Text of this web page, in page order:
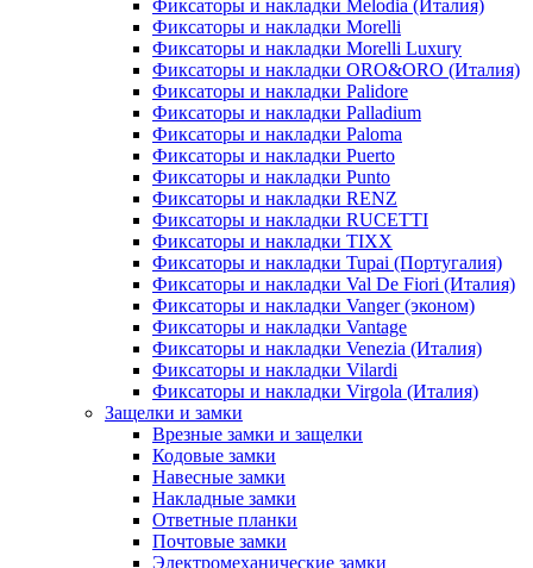
Фиксаторы и накладки Melodia (Италия)
Фиксаторы и накладки Morelli
Фиксаторы и накладки Morelli Luxury
Фиксаторы и накладки ORO&ORO (Италия)
Фиксаторы и накладки Palidore
Фиксаторы и накладки Palladium
Фиксаторы и накладки Paloma
Фиксаторы и накладки Puerto
Фиксаторы и накладки Punto
Фиксаторы и накладки RENZ
Фиксаторы и накладки RUCETTI
Фиксаторы и накладки TIXX
Фиксаторы и накладки Tupai (Португалия)
Фиксаторы и накладки Val De Fiori (Италия)
Фиксаторы и накладки Vanger (эконом)
Фиксаторы и накладки Vantage
Фиксаторы и накладки Venezia (Италия)
Фиксаторы и накладки Vilardi
Фиксаторы и накладки Virgola (Италия)
Защелки и замки
Врезные замки и защелки
Кодовые замки
Навесные замки
Накладные замки
Ответные планки
Почтовые замки
Электромеханические замки